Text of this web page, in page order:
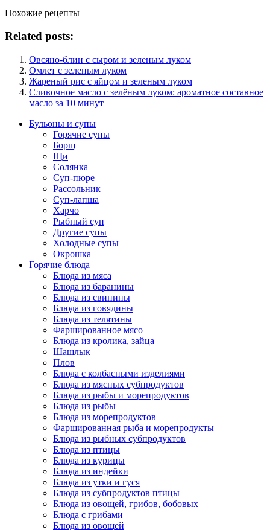
Похожие рецепты
Related posts:
Овсяно-блин с сыром и зеленым луком
Омлет с зеленым луком
Жареный рис с яйцом и зеленым луком
Сливочное масло с зелёным луком: ароматное составное
масло за 10 минут
Бульоны и супы
Горячие супы
Борщ
Щи
Солянка
Суп-пюре
Рассольник
Суп-лапша
Харчо
Рыбный суп
Другие супы
Холодные супы
Окрошка
Горячие блюда
Блюда из мяса
Блюда из баранины
Блюда из свинины
Блюда из говядины
Блюда из телятины
Фаршированное мясо
Блюда из кролика, зайца
Шашлык
Плов
Блюда с колбасными изделиями
Блюда из мясных субпродуктов
Блюда из рыбы и морепродуктов
Блюда из рыбы
Блюда из морепродуктов
Фаршированная рыба и морепродукты
Блюда из рыбных субпродуктов
Блюда из птицы
Блюда из курицы
Блюда из индейки
Блюда из утки и гуся
Блюда из субпродуктов птицы
Блюда из овощей, грибов, бобовых
Блюда с грибами
Блюда из овощей